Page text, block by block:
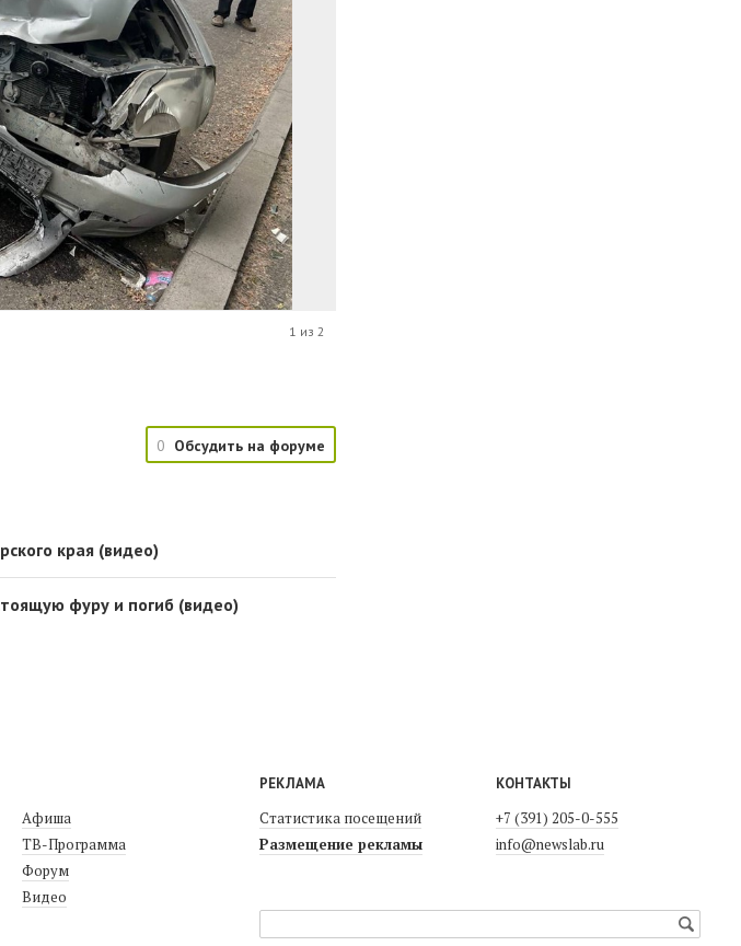
1 из 2
0 Обсудить на форуме
края (видео)
фуру и погиб (видео)
Афиша
ТВ-Программа
Форум
Видео
РЕКЛАМА
Статистика посещений
Размещение рекламы
КОНТАКТЫ
+7 (391) 205-0-555
info@newslab.ru